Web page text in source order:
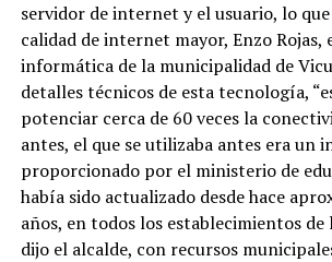
servidor de internet y el usuario, lo
calidad de internet mayor, Enzo Rojas,
informática de la municipalidad de
detalles técnicos de esta tecnología,
potenciar cerca de 60 veces la
antes, el que se utilizaba antes era un
proporcionado por el ministerio de
había sido actualizado desde hace
años, en todos los establecimientos de
dijo el alcalde, con recursos